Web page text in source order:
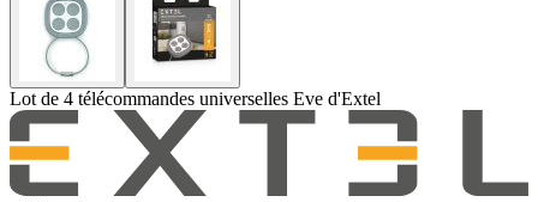
Lot de 4 télécommandes universelles Eve d'Extel